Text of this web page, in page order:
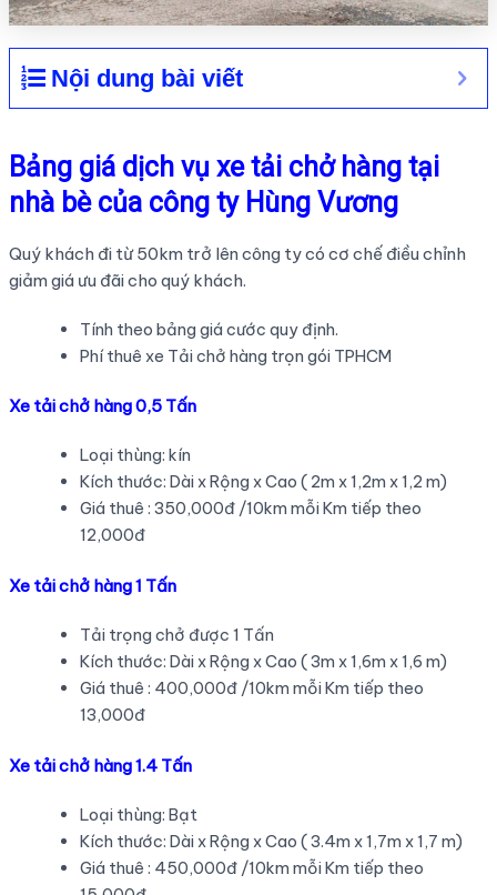
Nội dung bài viết
Bảng giá dịch vụ xe tải chở hàng tại
nhà bè của công ty Hùng Vương
Quý khách đi từ 50km trở lên công ty có cơ chế điều chỉnh
giảm giá ưu đãi cho quý khách.
Tính theo bảng giá cước quy định.
Phí thuê xe Tải chở hàng trọn gói TPHCM
Xe tải chở hàng 0,5 Tấn
Loại thùng: kín
Kích thước: Dài x Rộng x Cao ( 2m x 1,2m x 1,2 m)
Giá thuê : 350,000đ /10km mỗi Km tiếp theo
12,000đ
Xe tải chở hàng 1 Tấn
Tải trọng chở được 1 Tấn
Kích thước: Dài x Rộng x Cao ( 3m x 1,6m x 1,6 m)
Giá thuê : 400,000đ /10km mỗi Km tiếp theo
13,000đ
Xe tải chở hàng 1.4 Tấn
Loại thùng: Bạt
Kích thước: Dài x Rộng x Cao ( 3.4m x 1,7m x 1,7 m)
Giá thuê : 450,000đ /10km mỗi Km tiếp theo